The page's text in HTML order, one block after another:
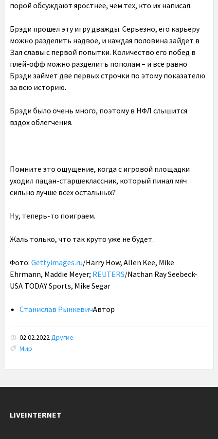
порой обсуждают яростнее, чем тех, кто их написал.
Брэди прошел эту игру дважды. Серьезно, его карьеру
можно разделить надвое, и каждая половина зайдет в
Зал славы с первой попытки. Количество его побед в
плей-офф можно разделить пополам – и все равно
Брэди займет две первых строчки по этому показателю
за всю историю.
Брэди было очень много, поэтому в НФЛ слышится
вздох облегчения.
Помните это ощущение, когда с игровой площадки
уходил пацан-старшеклассник, который пинал мяч
сильно лучше всех остальных?
Ну, теперь-то поиграем.
Жаль только, что так круто уже не будет.
Фото: Gettyimages.ru/Harry How, Allen Kee, Mike
Ehrmann, Maddie Meyer; REUTERS/Nathan Ray Seebeck-
USA TODAY Sports, Mike Segar
Станислав РынкевичАвтор
02.02.2022Другие
Tags:
Мир
LIVEINTERNET